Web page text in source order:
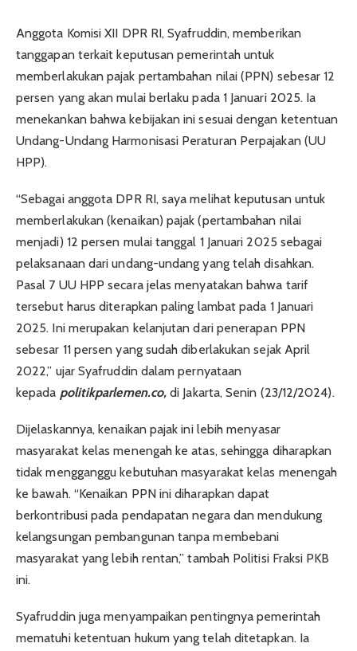
Anggota Komisi XII DPR RI, Syafruddin, memberikan
tanggapan terkait keputusan pemerintah untuk
memberlakukan pajak pertambahan nilai (PPN) sebesar 12
persen yang akan mulai berlaku pada 1 Januari 2025. Ia
menekankan bahwa kebijakan ini sesuai dengan ketentuan
Undang-Undang Harmonisasi Peraturan Perpajakan (UU
HPP).
“Sebagai anggota DPR RI, saya melihat keputusan untuk
memberlakukan (kenaikan) pajak (pertambahan nilai
menjadi) 12 persen mulai tanggal 1 Januari 2025 sebagai
pelaksanaan dari undang-undang yang telah disahkan.
Pasal 7 UU HPP secara jelas menyatakan bahwa tarif
tersebut harus diterapkan paling lambat pada 1 Januari
2025. Ini merupakan kelanjutan dari penerapan PPN
sebesar 11 persen yang sudah diberlakukan sejak April
2022,” ujar Syafruddin dalam pernyataan
kepada politikparlemen.co,di Jakarta, Senin (23/12/2024).
Dijelaskannya, kenaikan pajak ini lebih menyasar
masyarakat kelas menengah ke atas, sehingga diharapkan
tidak mengganggu kebutuhan masyarakat kelas menengah
ke bawah. “Kenaikan PPN ini diharapkan dapat
berkontribusi pada pendapatan negara dan mendukung
kelangsungan pembangunan tanpa membebani
masyarakat yang lebih rentan,” tambah Politisi Fraksi PKB
ini.
Syafruddin juga menyampaikan pentingnya pemerintah
mematuhi ketentuan hukum yang telah ditetapkan. Ia